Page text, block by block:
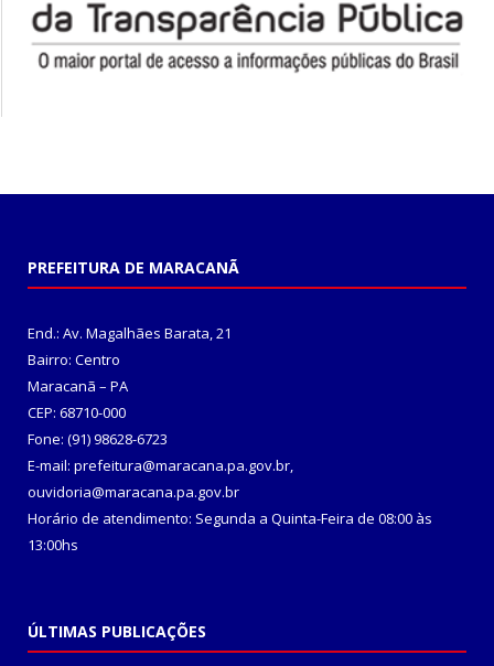
PREFEITURA DE MARACANÃ
End.: Av. Magalhães Barata, 21
Bairro: Centro
Maracanã – PA
CEP: 68710-000
Fone: (91) 98628-6723
E-mail: prefeitura@maracana.pa.gov.br,
ouvidoria@maracana.pa.gov.br
Horário de atendimento: Segunda a Quinta-Feira de 08:00 às
13:00hs
ÚLTIMAS PUBLICAÇÕES